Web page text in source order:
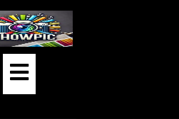
Open
Button